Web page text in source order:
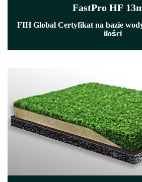
FastPro HF
FIH Global Certyfikat na bazie
ilości